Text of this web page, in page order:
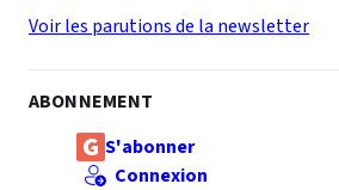
Voir les parutions de la newsletter
ABONNEMENT
S'abonner
Connexion